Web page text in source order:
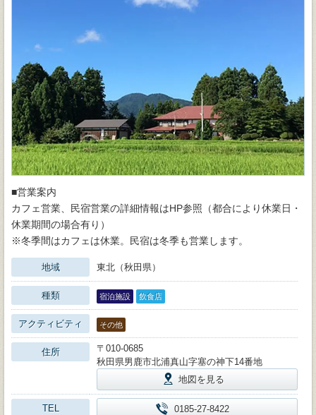
■営業案内
カフェ営業、民宿営業の詳細情報はHP参照（都合により休業日・
休業期間の場合有り）
※冬季間はカフェは休業。民宿は冬季も営業します。
地域 東北（秋田県）
種類 宿泊施設 飲食店
アクティビティ その他
住所
〒010-0685
秋田県男鹿市北浦真山字塞の神下14番地
地図を見る
TEL 0185-27-8422